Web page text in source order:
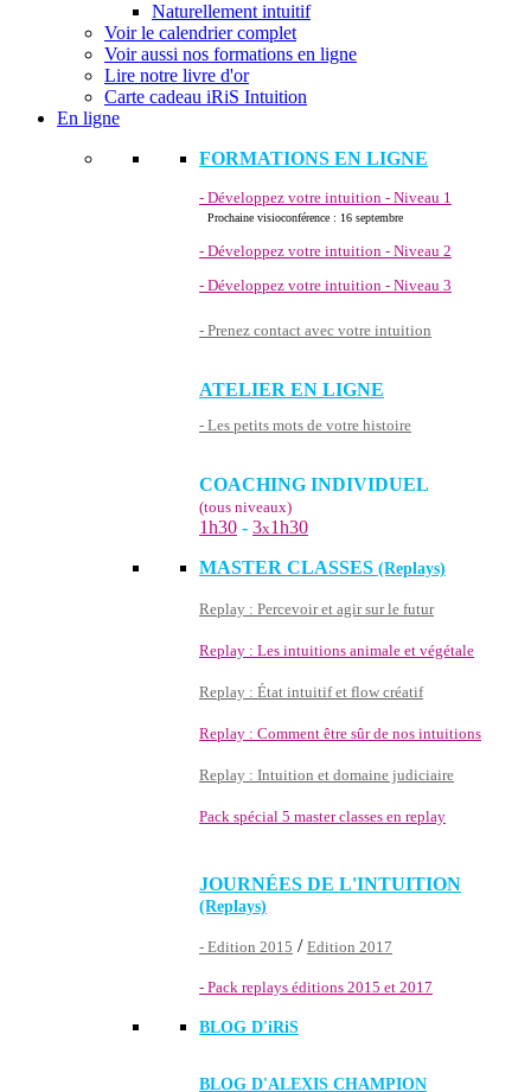
Naturellement intuitif
Voir le calendrier complet
Voir aussi nos formations en ligne
Lire notre livre d'or
Carte cadeau iRiS Intuition
En ligne
FORMATIONS EN LIGNE
- Développez votre intuition - Niveau 1
Prochaine visioconférence : 16 septembre
- Développez votre intuition - Niveau 2
- Développez votre intuition - Niveau 3
- Prenez contact avec votre intuition
ATELIER EN LIGNE
- Les petits mots de votre histoire
COACHING INDIVIDUEL
(tous niveaux)
1h30 - 3x1h30
MASTER CLASSES (Replays)
Replay : Percevoir et agir sur le futur
Replay : Les intuitions animale et végétale
Replay : État intuitif et flow créatif
Replay : Comment être sûr de nos intuitions
Replay : Intuition et domaine judiciaire
Pack spécial 5 master classes en replay
JOURNÉES DE L'INTUITION
(Replays)
- Edition 2015 / Edition 2017
- Pack replays éditions 2015 et 2017
BLOG D'iRiS
BLOG D'ALEXIS CHAMPION